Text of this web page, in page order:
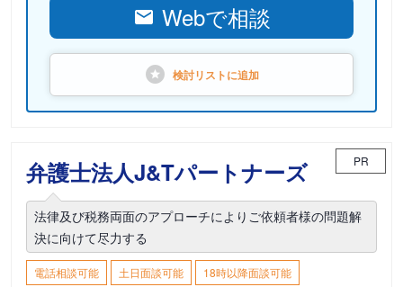
Webで相談
検討リストに追加
弁護士法人J&Tパートナーズ PR
法律及び税務両面のアプローチによりご依頼者様の問題解
決に向けて尽力する
電話相談可能 土日面談可能 18時以降面談可能